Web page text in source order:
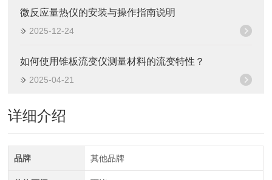
微反应量热仪的安装与操作指南说明
2025-12-24
如何使用锥板流变仪测量材料的流变特性？
2025-04-21
详细介绍
品牌 其他品牌